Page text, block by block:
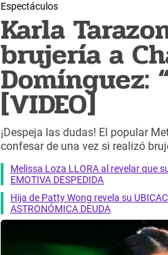
Espectáculos
Karla
brujería a
Domínguez:
[VIDEO]
¡Despeja las dudas! El popular
confesar de una vez si realizó
Melissa Loza LLORA al revelar que
EMOTIVA DESPEDIDA
Hija de Patty Wong revela su
ASTRONÓMICA DEUDA